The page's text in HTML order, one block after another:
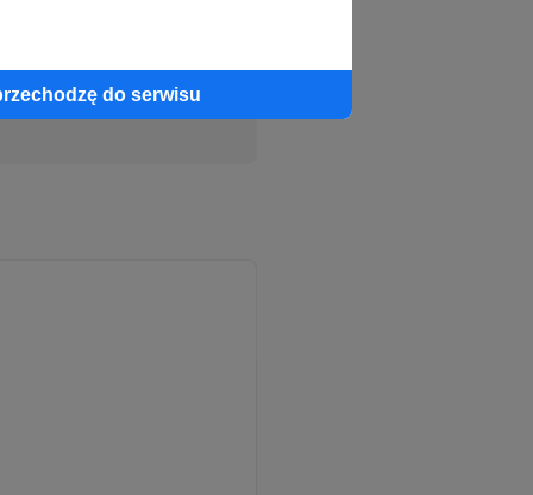
do serwisu
zaufania do
niesie bagaż
liniowy.